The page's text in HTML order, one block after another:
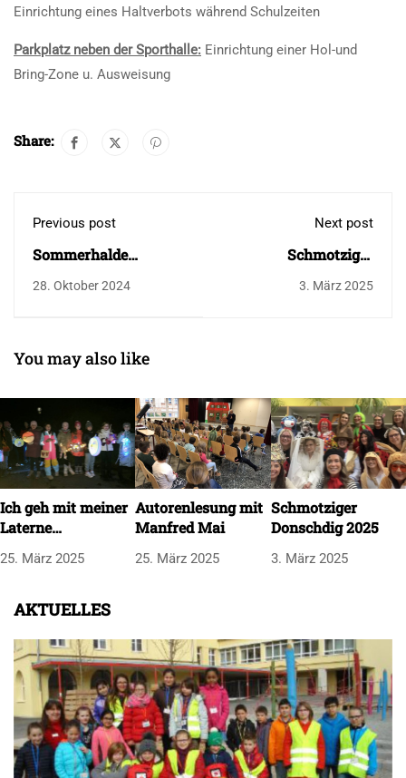
Einrichtung eines Haltverbots während Schulzeiten
Parkplatz neben der Sporthalle: Einrichtung einer Hol-und
Bring-Zone u. Ausweisung
Share:
Previous post
Sommerhalde
28. Oktober 2024
Next post
Schmotziger
3. März 2025
You may also like
Ich geh mit meiner
Laterne…
25. März 2025
Autorenlesung mit
Manfred Mai
25. März 2025
Schmotziger
Donschdig 2025
3. März 2025
AKTUELLES